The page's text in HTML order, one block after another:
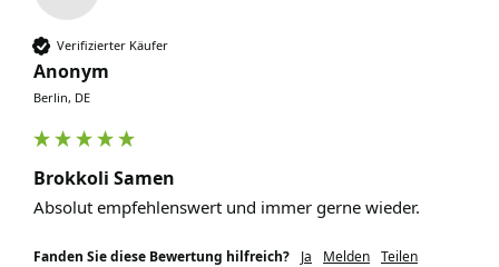
Verifizierter Käufer
Anonym
Berlin, DE
Brokkoli Samen
Absolut empfehlenswert und immer gerne wieder.
Fanden Sie diese Bewertung hilfreich? Ja Melden Teilen